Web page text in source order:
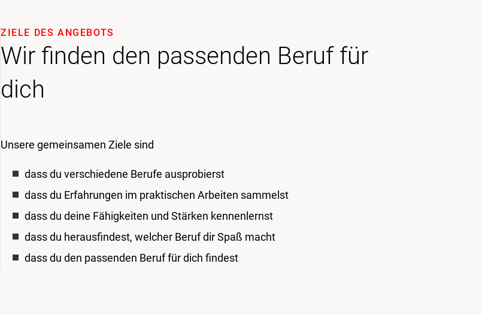
Wir finden den passenden Beruf für
dich
ZIELE DES ANGEBOTS
Unsere gemeinsamen Ziele sind
dass du verschiedene Berufe ausprobierst
dass du Erfahrungen im praktischen Arbeiten sammelst
dass du deine Fähigkeiten und Stärken kennenlernst
dass du herausfindest, welcher Beruf dir Spaß macht
dass du den passenden Beruf für dich findest